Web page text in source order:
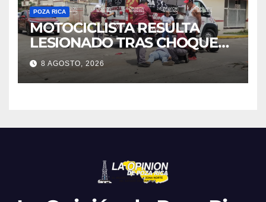
POZA RICA
MOTOCICLISTA RESULTA
LESIONADO TRAS CHOQUE
EN LA 27 DE SEPTIEMBRE
8 AGOSTO, 2026